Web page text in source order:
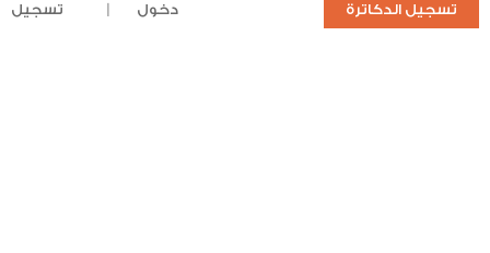
تسجيل الدكاترة دخول تسجيل